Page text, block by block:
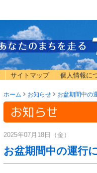
サイトマップ 個人情報に
ホーム お知らせ お盆期間中の
お知らせ
2025年07月18日（金）
お盆期間中の運行